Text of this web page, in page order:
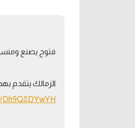
فتوح يصنع
الزمالك يتقدم